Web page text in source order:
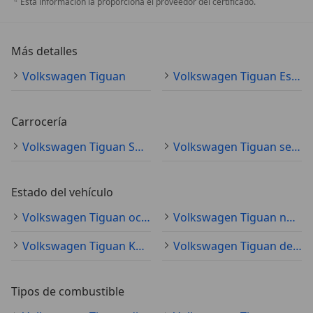
Más detalles
Volkswagen Tiguan
Volkswagen Tiguan Especificaciones técnicas
Carrocería
Volkswagen Tiguan SUV/4x4/pickup
Volkswagen Tiguan sedán
Estado del vehículo
Volkswagen Tiguan ocasión
Volkswagen Tiguan nuevo
Volkswagen Tiguan KM0
Volkswagen Tiguan demostración
Tipos de combustible